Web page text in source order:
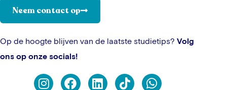
Neem contact op
Op de hoogte blijven van de laatste studietips? Volg
ons op onze socials!